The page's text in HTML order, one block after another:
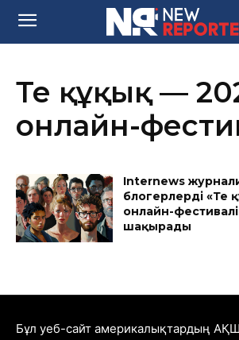
Тең құқық —
онлайн-
Internews
блогерлерді «Тең
онлайн-
шақырады
Бұл уеб-сайт америкалықтардың